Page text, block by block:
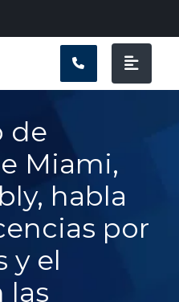
de
Miami,
habla
por
y el
las